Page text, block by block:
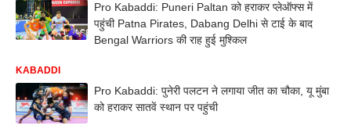
Pro Kabaddi: Puneri Paltan को हराकर प्लेऑफ्स में
पहुंची Patna Pirates, Dabang Delhi से टाई के बाद
Bengal Warriors की राह हुई मुश्किल
KABADDI
Pro Kabaddi: पुनेरी पलटन ने लगाया जीत का चौका, यू मुंबा
को हराकर सातवें स्थान पर पहुंची